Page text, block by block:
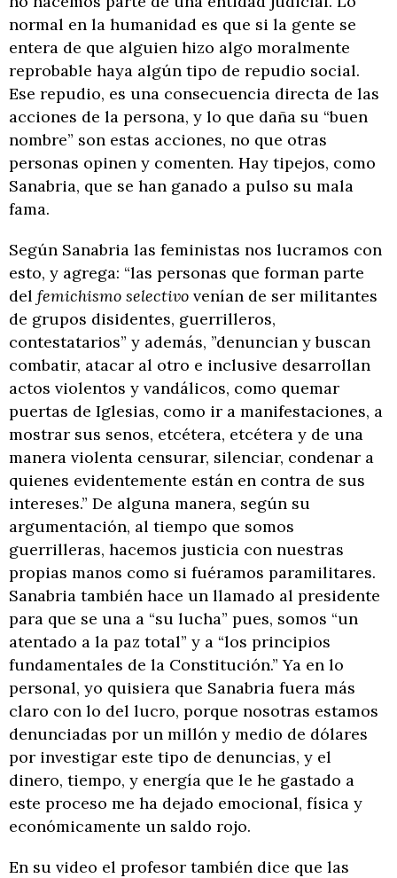
normal en la humanidad es que si la gente se
entera de que alguien hizo algo moralmente
reprobable haya algún tipo de repudio social.
Ese repudio, es una consecuencia directa de las
acciones de la persona, y lo que daña su “buen
nombre” son estas acciones, no que otras
personas opinen y comenten. Hay tipejos, como
Sanabria, que se han ganado a pulso su mala
fama.
Según Sanabria las feministas nos lucramos con
esto, y agrega: “las personas que forman parte
del femichismo selectivo venían de ser militantes
de grupos disidentes, guerrilleros,
contestatarios” y además, ”denuncian y buscan
combatir, atacar al otro e inclusive desarrollan
actos violentos y vandálicos, como quemar
puertas de Iglesias, como ir a manifestaciones, a
mostrar sus senos, etcétera, etcétera y de una
manera violenta censurar, silenciar, condenar a
quienes evidentemente están en contra de sus
intereses.” De alguna manera, según su
argumentación, al tiempo que somos
guerrilleras, hacemos justicia con nuestras
propias manos como si fuéramos paramilitares.
Sanabria también hace un llamado al presidente
para que se una a “su lucha” pues, somos “un
atentado a la paz total” y a “los principios
fundamentales de la Constitución.” Ya en lo
personal, yo quisiera que Sanabria fuera más
claro con lo del lucro, porque nosotras estamos
denunciadas por un millón y medio de dólares
por investigar este tipo de denuncias, y el
dinero, tiempo, y energía que le he gastado a
este proceso me ha dejado emocional, física y
económicamente un saldo rojo.
En su video el profesor también dice que las